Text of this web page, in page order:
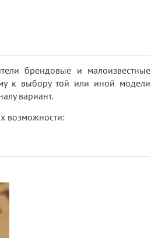
брендовые и малоизвестные
к выбору той или иной модели
вариант.
возможности: